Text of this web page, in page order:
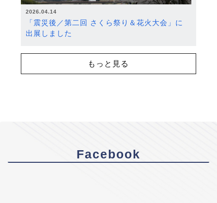
2026.04.14
「震災後／第二回 さくら祭り＆花火大会」に
出展しました
もっと見る
Facebook